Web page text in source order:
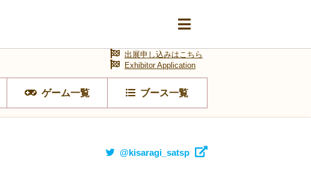
ゲーム一覧 ブース一覧
出展申し込みはこちら
Exhibitor Application
@kisaragi_satsp